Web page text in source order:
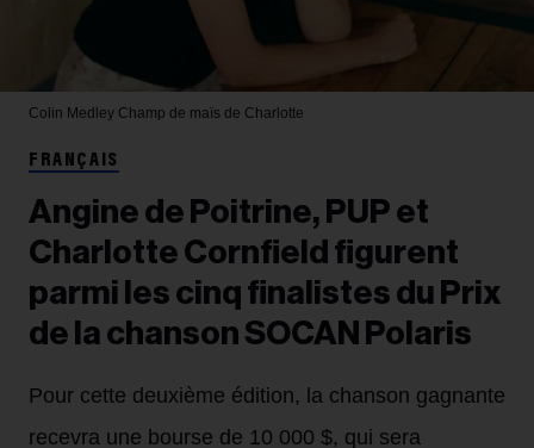
Colin Medley Champ de maïs de Charlotte
FRANÇAIS
Angine de Poitrine, PUP et
Charlotte Cornfield figurent
parmi les cinq finalistes du Prix
de la chanson SOCAN Polaris
Pour cette deuxième édition, la chanson gagnante
recevra une bourse de 10 000 $, qui sera